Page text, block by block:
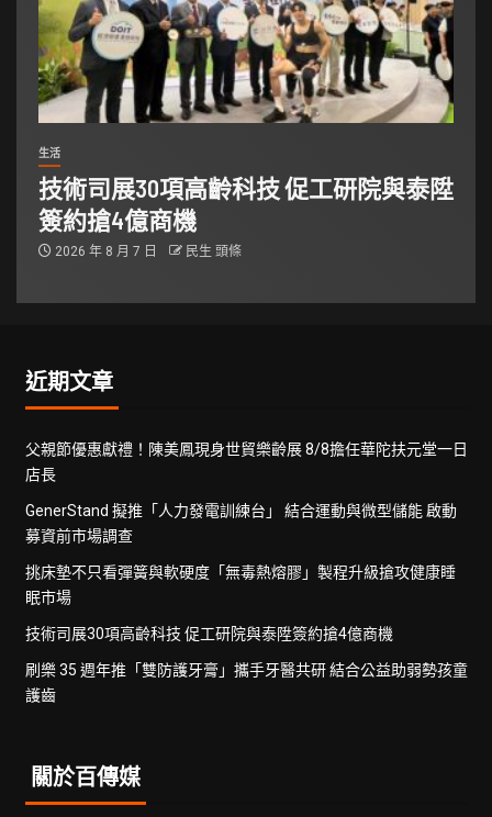
生活
技術司展30項高齡科技 促工研院與泰陞
簽約搶4億商機
2026 年 8 月 7 日 民生 頭條
近期文章
父親節優惠獻禮！陳美鳳現身世貿樂齡展 8/8擔任華陀扶元堂一日
店長
GenerStand 擬推「人力發電訓練台」 結合運動與微型儲能 啟動
募資前市場調查
挑床墊不只看彈簧與軟硬度「無毒熱熔膠」製程升級搶攻健康睡
眠市場
技術司展30項高齡科技 促工研院與泰陞簽約搶4億商機
刷樂 35 週年推「雙防護牙膏」攜手牙醫共研 結合公益助弱勢孩童
護齒
關於百傳媒